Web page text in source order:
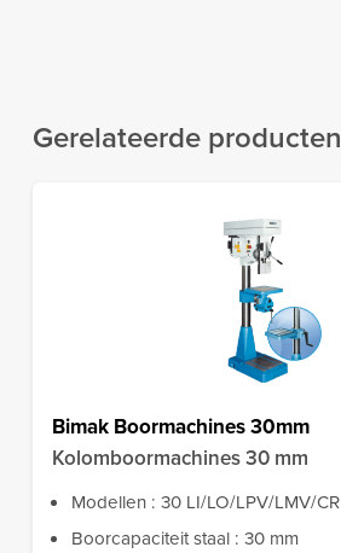
Gerelateerde producten
Bimak Boormachines 30mm
Kolomboormachines 30 mm
Modellen : 30 LI/LO/LPV/LMV/CR
Boorcapaciteit staal : 30 mm